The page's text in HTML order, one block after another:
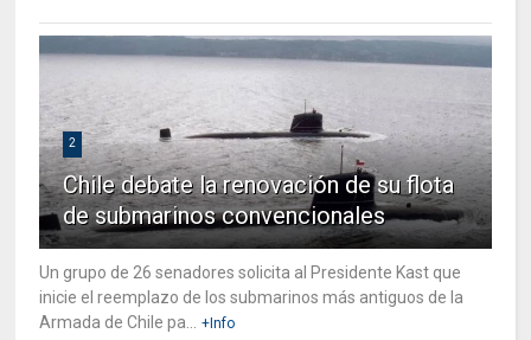
2
Chile debate la renovación de su flota
de submarinos convencionales
Un grupo de 26 senadores solicita al Presidente Kast que
inicie el reemplazo de los submarinos más antiguos de la
Armada de Chile pa... +Info